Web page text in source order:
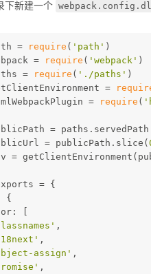
下新建一个
= require ( 'path' )
= require ( 'webpack' )
= require ( './paths' )
=
= require (
= paths.servedPath
= publicPath.slice(
=
= {
{
[
,
,
assign' ,
,